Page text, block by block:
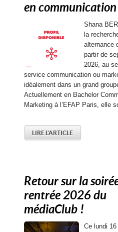
en communication
Shana
la
alternance
partir de
2026, au
service communication ou
idéalement dans un grand
Actuellement en Bachelor
Marketing à l’EFAP Paris, elle
LIRE L'ARTICLE
Retour sur la
rentrée 2026 du
médiaClub !
Ce lundi